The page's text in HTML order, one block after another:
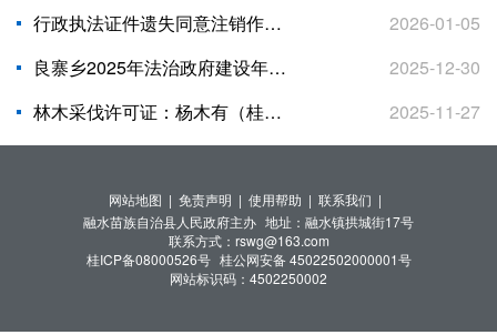
行政执法证件遗失同意注销作废声明
2026-01-05
良寨乡2025年法治政府建设年度报告
2025-12-30
林木采伐许可证：杨木有（桂NO 02025408）
2025-11-27
网站地图 | 免责声明 | 使用帮助 | 联系我们 |
融水苗族自治县人民政府主办 地址：融水镇拱城街17号
联系方式：rswg@163.com
桂ICP备08000526号 桂公网安备 45022502000001号
网站标识码：4502250002